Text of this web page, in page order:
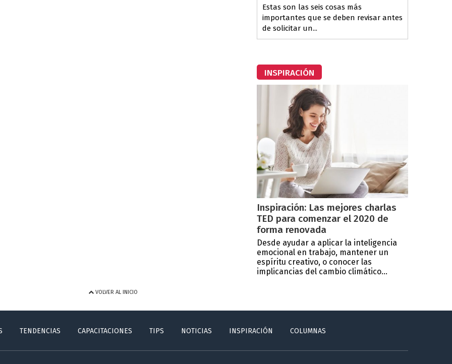
Estas son las seis cosas más
importantes que se deben revisar antes
de solicitar un...
INSPIRACIÓN
Inspiración: Las mejores charlas
TED para comenzar el 2020 de
forma renovada
Desde ayudar a aplicar la inteligencia
emocional en trabajo, mantener un
espíritu creativo, o conocer las
implicancias del cambio climático...
VOLVER AL INICIO
TENDENCIAS CAPACITACIONES TIPS NOTICIAS INSPIRACIÓN COLUMNAS